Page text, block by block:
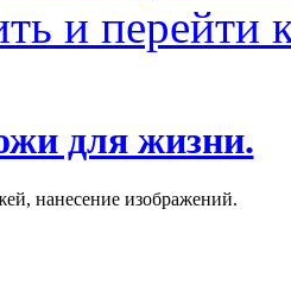
и перейти
для жизни.
нанесение изображений.